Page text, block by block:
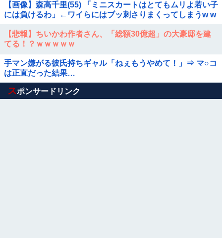
【画像】森高千里(55) 「ミニスカートはとてもムリよ若い子
には負けるわ」←ワイらにはブッ刺さりまくってしまうw w
【悲報】ちいかわ作者さん、「総額30億超」の大豪邸を建
てる！？ｗｗｗｗｗ
手マン嫌がる彼氏持ちギャル「ねぇもうやめて！」⇒ マ○コ
は正直だった結果…
Powered by livedoor 相互RSS
スポンサードリンク